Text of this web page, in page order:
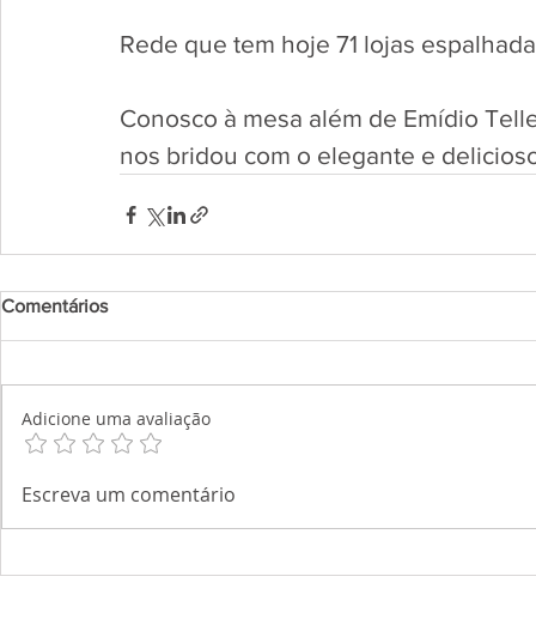
Rede que tem hoje 71 lojas
Conosco à mesa além de Emídio
nos bridou com o elegante e
Comentários
Adicione uma avaliação
Escreva um comentário